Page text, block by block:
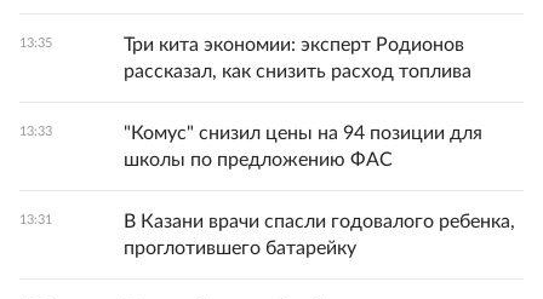
13:35
Три кита экономии: эксперт Родионов
рассказал, как снизить расход топлива
13:33
"Комус" снизил цены на 94 позиции для
школы по предложению ФАС
13:31
В Казани врачи спасли годовалого ребенка,
проглотившего батарейку